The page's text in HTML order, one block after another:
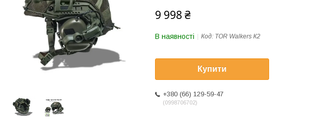
9 998 ₴
В наявності Код: TOR Walkers К2
Купити
+380 (66) 129-59-47
0998706702